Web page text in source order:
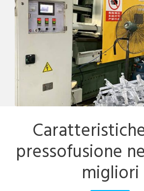
pressofusione
migliori